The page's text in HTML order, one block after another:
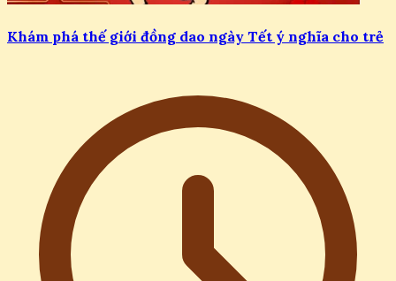
Khám phá thế giới đồng dao ngày Tết ý nghĩa cho trẻ